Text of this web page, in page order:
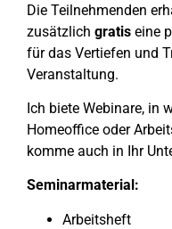
Die Teilnehmenden
zusätzlich gratis eine
für das Vertiefen und
Veranstaltung.
Ich biete Webinare, in
Homeoffice oder
komme auch in Ihr
Seminarmaterial:
Arbeitsheft